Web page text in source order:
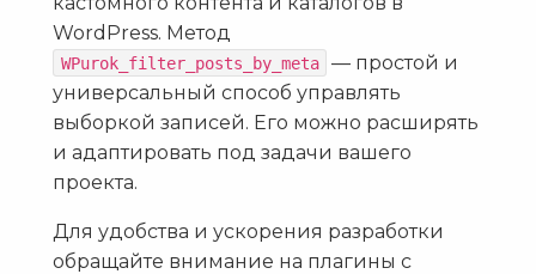
WordPress. Метод
WPurok_filter_posts_by_meta
— простой и
универсальный способ управлять
выборкой записей. Его можно расширять
и адаптировать под задачи вашего
проекта.
Для удобства и ускорения разработки
обращайте внимание на плагины с